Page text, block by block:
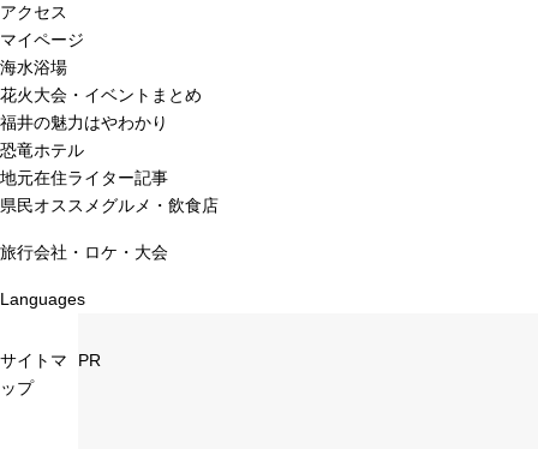
アクセス
マイページ
海水浴場
花火大会・イベントまとめ
福井の魅力はやわかり
恐竜ホテル
地元在住ライター記事
県民オススメグルメ・飲食店
旅行会社・ロケ・大会
Languages
サイトマ
ップ
PR